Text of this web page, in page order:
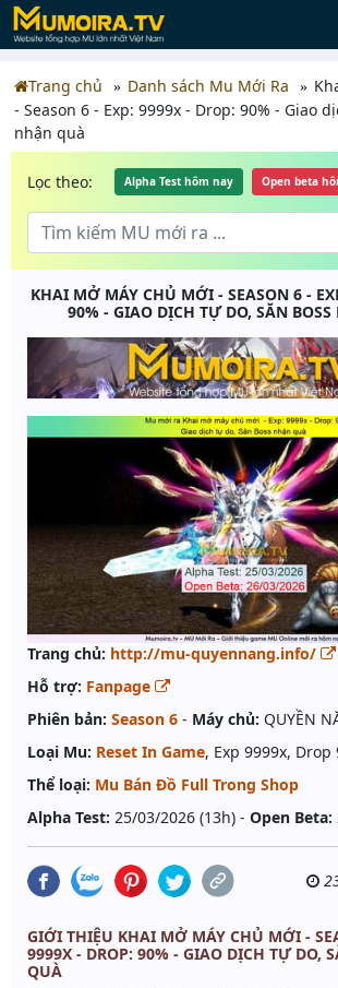
Trang chủ Danh sách Mu Mới Ra
- Season 6 - Exp: 9999x - Drop: 90% - Giao
nhận quà
Lọc theo: Alpha Test hôm nay Open beta
KHAI MỞ MÁY CHỦ MỚI - SEASON 6 -
90% - GIAO DỊCH TỰ DO, SĂN
Trang chủ: http://mu-quyennang.info/
Hỗ trợ: Fanpage
Phiên bản: Season 6 - Máy chủ: QUYỀN
Loại Mu: Reset In Game, Exp 9999x, Drop
Thể loại: Mu Bán Đồ Full Trong Shop
Alpha Test: 25/03/2026 (13h) - Open Beta:
GIỚI THIỆU KHAI MỞ MÁY CHỦ MỚI -
9999X - DROP: 90% - GIAO DỊCH TỰ DO,
QUÀ